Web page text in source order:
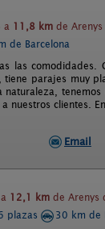
a 11,8 km de Arenys
de Barcelona
las
parajes muy
nuestros clientes.
Email
a 12,1 km de Arenys
plazas
30 km de